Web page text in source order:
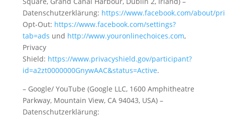
Datenschutzerklärung: https://www.facebook.com/about/
Opt-Out: https://www.facebook.com/settings?
tab=ads und http://www.youronlinechoices.com,
Privacy
Shield: https://www.privacyshield.gov/participant?
id=a2zt0000000GnywAAC&status=Active.
– Google/ YouTube (Google LLC, 1600 Amphitheatre
Parkway, Mountain View, CA 94043, USA) –
Datenschutzerklärung: